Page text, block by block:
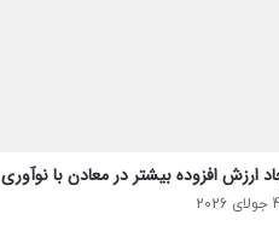
ارزش افزوده بیشتر در معادن با نوآوری
4 جولای 2026